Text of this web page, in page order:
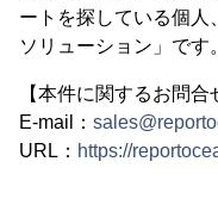
ートを探している個
ソリューション」です。
【本件に関するお問合
E-mail：
URL： https://